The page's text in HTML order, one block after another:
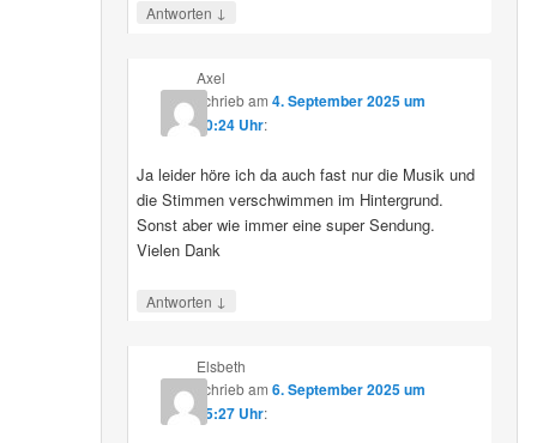
Antworten ↓
Axel
schriebam 4. September 2025 um
10:24 Uhr:
Ja leider höre ich da auch fast nur die Musik und
die Stimmen verschwimmen im Hintergrund.
Sonst aber wie immer eine super Sendung.
Vielen Dank
Antworten ↓
Elsbeth
schriebam 6. September 2025 um
15:27 Uhr: